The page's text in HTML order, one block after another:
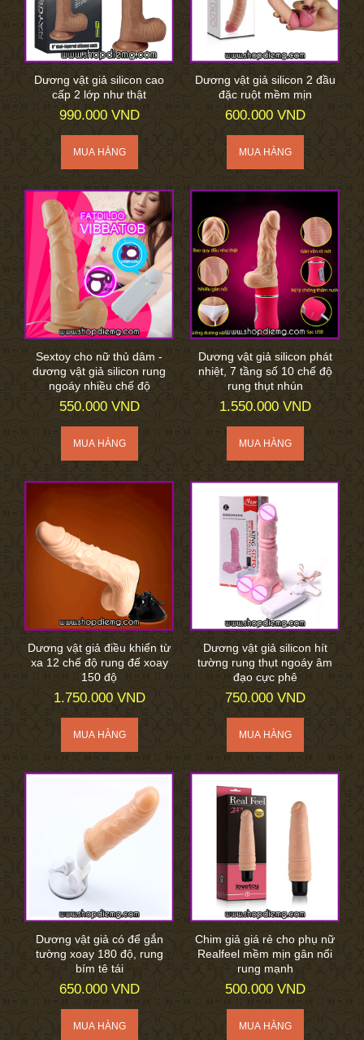
Dương vật giả silicon cao
cấp 2 lớp như thật
990.000 VND
Dương vật giả silicon 2 đầu
đặc ruột mềm mịn
600.000 VND
Sextoy cho nữ thủ dâm -
dương vật giả silicon rung
ngoáy nhiều chế độ
550.000 VND
Dương vật giả silicon phát
nhiệt, 7 tầng số 10 chế độ
rung thụt nhún
1.550.000 VND
Dương vật giả điều khiển từ
xa 12 chế độ rung đế xoay
150 độ
1.750.000 VND
Dương vật giả silicon hít
tường rung thụt ngoáy âm
đạo cực phê
750.000 VND
Dương vật giả có để gắn
tường xoay 180 độ, rung
bím tê tái
650.000 VND
Chim giả giá rẻ cho phụ nữ
Realfeel mềm mịn gân nổi
rung mạnh
500.000 VND